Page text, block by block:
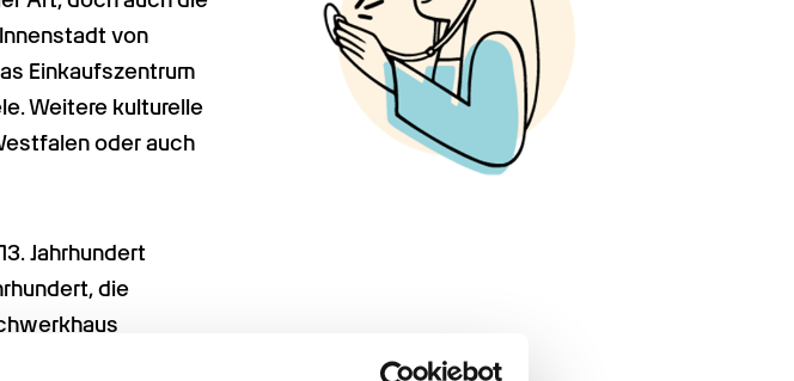
von
Einkaufszentrum
Weitere kulturelle
oder auch
Jahrhundert
die